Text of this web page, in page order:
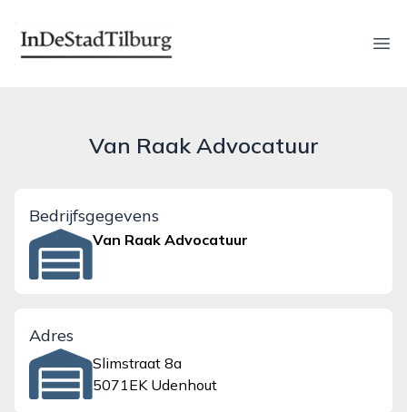
indestadtilburg.nl
Van Raak Advocatuur
Bedrijfsgegevens
Van Raak Advocatuur
Adres
Slimstraat 8a
5071EK Udenhout